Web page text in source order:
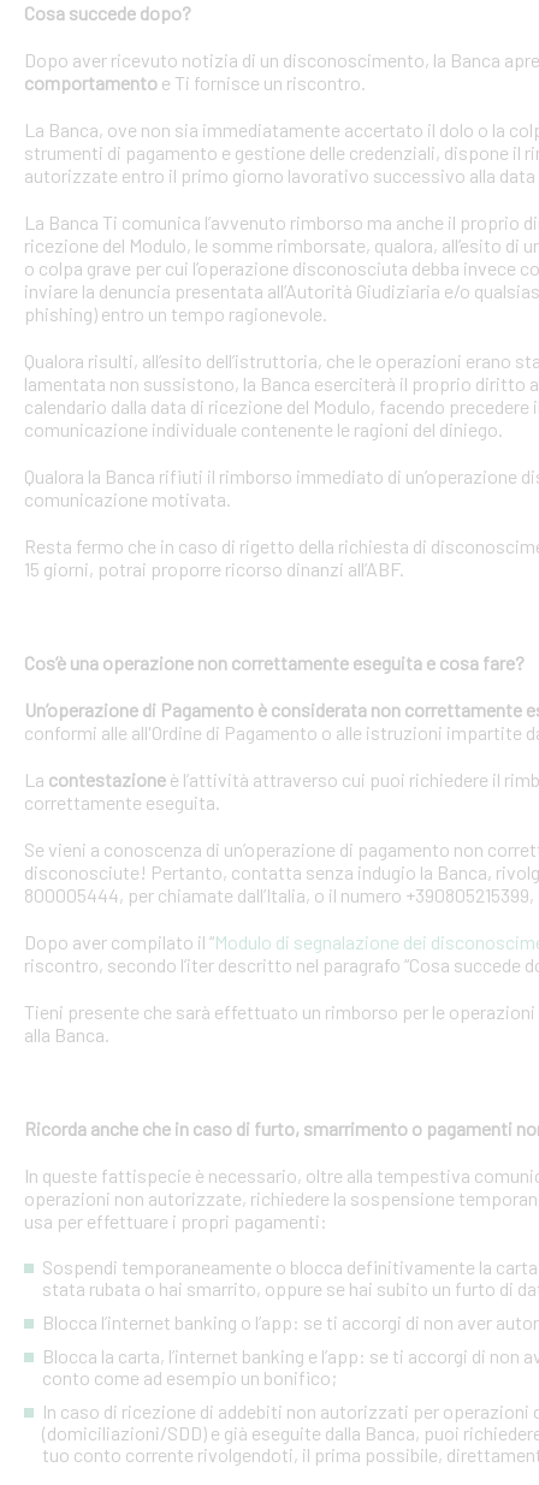
Cosa succede dopo?
Dopo aver ricevuto notizia di un disconoscimento, la Banca
comportamento e Ti fornisce un riscontro.
La Banca, ove non sia immediatamente accertato il dolo o la
strumenti di pagamento e gestione delle credenziali, dispone il
autorizzate entro il primo giorno lavorativo successivo alla data
La Banca Ti comunica l’avvenuto rimborso ma anche il proprio
ricezione del Modulo, le somme rimborsate, qualora, all’esito
o colpa grave per cui l’operazione disconosciuta debba invece
inviare la denuncia presentata all’Autorità Giudiziaria e/o
phishing) entro un tempo ragionevole.
Qualora risulti, all’esito dell’istruttoria, che le operazioni erano
lamentata non sussistono, la Banca eserciterà il proprio diritto
calendario dalla data di ricezione del Modulo, facendo
comunicazione individuale contenente le ragioni del diniego.
Qualora la Banca rifiuti il rimborso immediato di un’operazione
comunicazione motivata.
Resta fermo che in caso di rigetto della richiesta di
15 giorni, potrai proporre ricorso dinanzi all’ABF.
Cos’è una operazione non correttamente eseguita e cosa fare?
Un’operazione di Pagamento è considerata non correttamente
conformi alle all'Ordine di Pagamento o alle istruzioni impartite
La contestazione è l’attività attraverso cui puoi richiedere il
correttamente eseguita.
Se vieni a conoscenza di un’operazione di pagamento non
disconosciute! Pertanto, contatta senza indugio la Banca,
800005444, per chiamate dall’Italia, o il numero
Dopo aver compilato il “Modulo di segnalazione dei
riscontro, secondo l’iter descritto nel paragrafo “Cosa succede
Tieni presente che sarà effettuato un rimborso per le
alla Banca.
Ricorda anche che in caso di furto, smarrimento o pagamenti
In queste fattispecie è necessario, oltre alla tempestiva
operazioni non autorizzate, richiedere la sospensione
usa per effettuare i propri pagamenti:
Sospendi temporaneamente o blocca definitivamente la
stata rubata o hai smarrito, oppure se hai subito un furto di
Blocca l’internet banking o l’app: se ti accorgi di non aver
Blocca la carta, l’internet banking e l’app: se ti accorgi di
conto come ad esempio un bonifico;
In caso di ricezione di addebiti non autorizzati per
(domiciliazioni/SDD) e già eseguite dalla Banca, puoi
tuo conto corrente rivolgendoti, il prima possibile,